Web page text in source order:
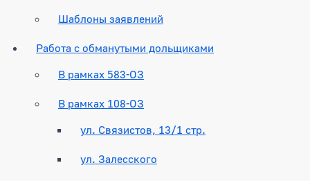
Шаблоны заявлений
Работа с обманутыми дольщиками
В рамках 583-ОЗ
В рамках 108-ОЗ
ул. Связистов, 13/1 стр.
ул. Залесского